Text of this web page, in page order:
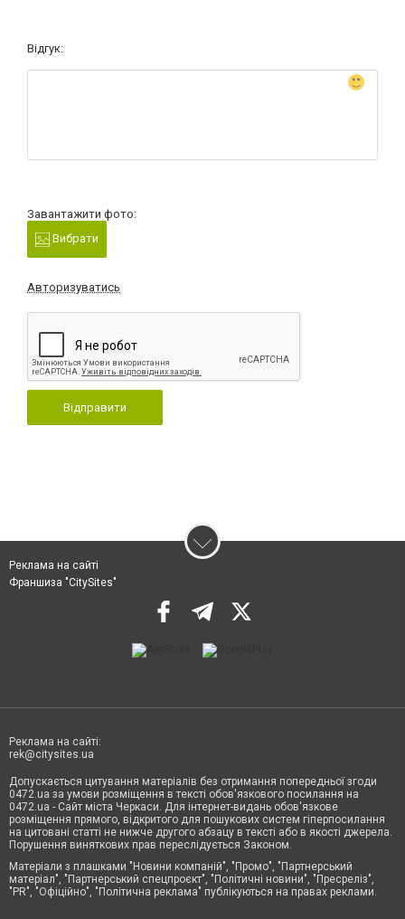
Відгук:
Завантажити фото:
Вибрати
Авторизуватись
Відправити
Реклама на сайті
Франшиза "CitySites"
Реклама на сайті:
rek@citysites.ua
Допускається цитування матеріалів без отримання попередньої згоди
0472.ua за умови розміщення в тексті обов'язкового посилання на
0472.ua - Сайт міста Черкаси. Для інтернет-видань обов'язкове
розміщення прямого, відкритого для пошукових систем гіперпосилання
на цитовані статті не нижче другого абзацу в тексті або в якості джерела.
Порушення виняткових прав переслідується Законом.
Матеріали з плашками "Новини компаній", "Промо", "Партнерський
матеріал", "Партнерський спецпроєкт", "Політичні новини", "Пресреліз",
"PR", "Офіційно", "Політична реклама" публікуються на правах реклами.